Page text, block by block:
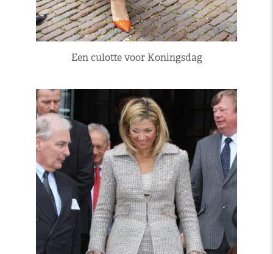
Een culotte voor Koningsdag